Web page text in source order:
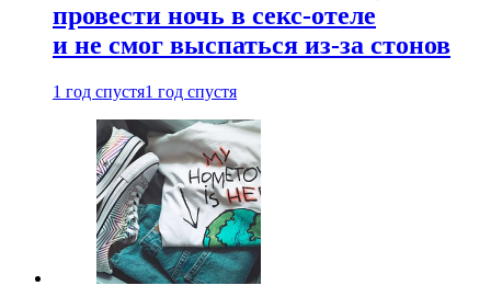
провести ночь в секс-отеле
и не смог выспаться из-за стонов
1 год спустя1 год спустя